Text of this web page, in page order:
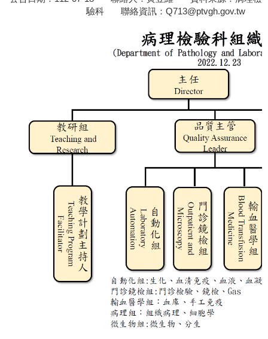
驗科 聯絡資訊：Q713@ptvgh.gov.tw